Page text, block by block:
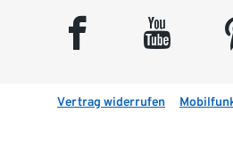
facebook youtube
Vertrag widerrufen